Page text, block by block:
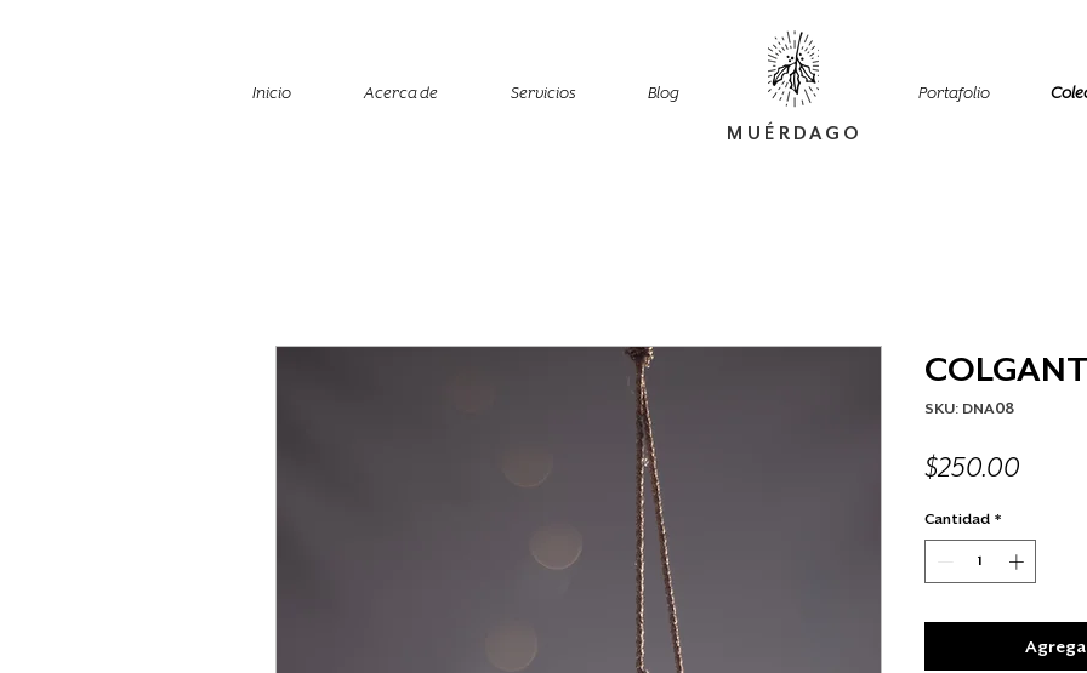
Inicio Acerca de Servicios Blog Portafolio
MUÉRDAGO
SKU: DNA08
$250.00
Cantidad *